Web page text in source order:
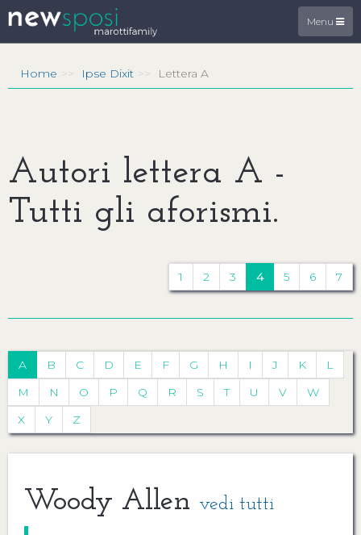
Menu
Home Ipse Dixit Lettera A
Autori lettera A -
Tutti gli aforismi.
1 2 3 4 5 6 7
A B C D E F G H I J K
L
M
N O P Q R S T U V
W
X
Y Z
Woody Allen vedi tutti